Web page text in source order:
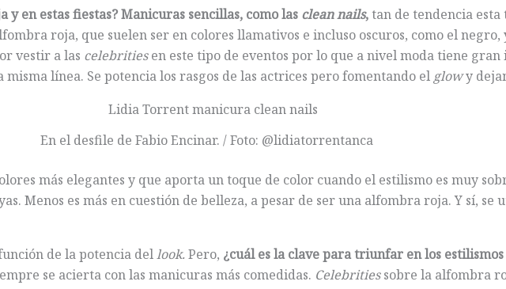
y en estas fiestas? Manicuras sencillas, como las clean nails,tan de tendencia
roja, que suelen ser en colores llamativos e incluso oscuros, como el
vestir a las celebritiesen este tipo de eventos por lo que a nivel moda tiene
línea. Se potencia los rasgos de las actrices pero fomentando el glowy
En el desfile de Fabio Encinar. / Foto: @lidiatorrentanca
más elegantes y que aporta un toque de color cuando el estilismo es muy
Menos es más en cuestión de belleza, a pesar de ser una alfombra roja. Y sí,
de la potencia dellook.Pero, ¿cuál es la clave para triunfar en los
se acierta con las manicuras más comedidas. Celebritiessobre la alfombra